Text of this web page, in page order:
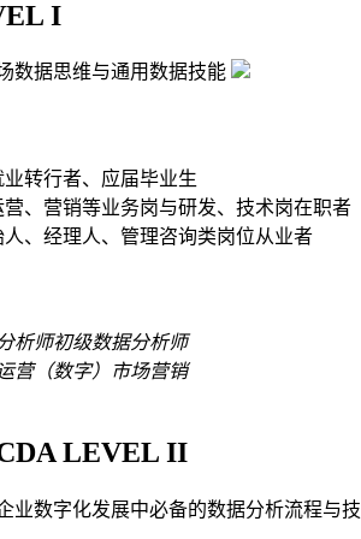
I
数据思维与通用数据技能
转行者、应届毕业生
营、营销等业务岗与研发、技术岗在职者
人、经理人、管理咨询类岗位从业者
析师初级数据分析师
营（数字）市场营销
LEVEL II
业数字化发展中必备的数据分析流程与